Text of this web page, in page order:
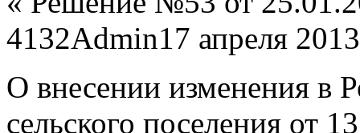
4132Admin17 апреля 2013
О внесении изменения в
сельского поселения от